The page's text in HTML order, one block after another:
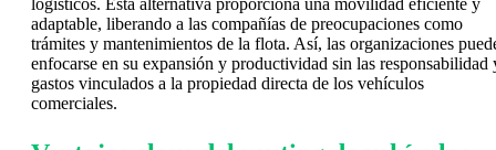
adaptable, liberando a las compañías de preocupaciones como
trámites y mantenimientos de la flota. Así, las organizaciones
enfocarse en su expansión y productividad sin las responsabilidad
gastos vinculados a la propiedad directa de los vehículos
comerciales.